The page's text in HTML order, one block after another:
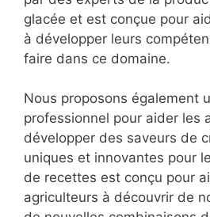
glacée et est conçue pour
à développer leurs
faire dans ce domaine.
Nous proposons également
professionnel pour aider les
développer des saveurs de
uniques et innovantes pour
de recettes est conçu pour
agriculteurs à découvrir de